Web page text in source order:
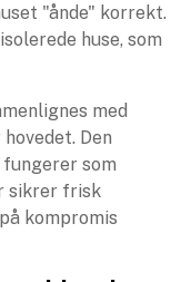
"ånde" korrekt.
huse, som
med
Den
som
sikrer frisk
kompromis